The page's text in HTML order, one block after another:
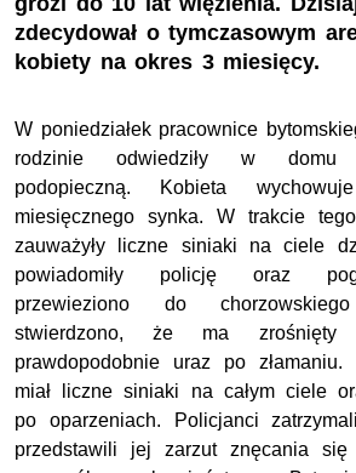
zdecydował o tymczasowym
kobiety na okres 3 miesięcy.
W poniedziałek pracownice
rodzinie odwiedziły w domu
podopieczną. Kobieta
miesięcznego synka. W trakcie
zauważyły liczne siniaki na ciele
powiadomiły policję oraz
przewieziono do
stwierdzono, że ma zrośnięty
prawdopodobnie uraz po złamaniu.
miał liczne siniaki na całym ciele
po oparzeniach. Policjanci
przedstawili jej zarzut znęcania